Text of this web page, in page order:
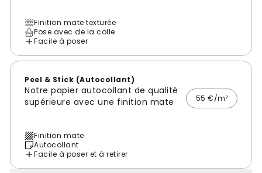
Finition mate texturée
Pose avec de la colle
Facile à poser
Peel & Stick (Autocollant)
Notre papier autocollant de qualité
supérieure avec une finition mate
55 €/m²
Finition mate
Autocollant
Facile à poser et à retirer